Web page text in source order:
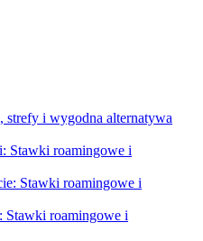
i wygodna alternatywa
Stawki roamingowe i
Stawki roamingowe i
roamingowe i